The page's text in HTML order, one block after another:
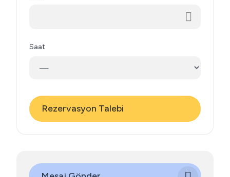
Saat
Rezervasyon Talebi